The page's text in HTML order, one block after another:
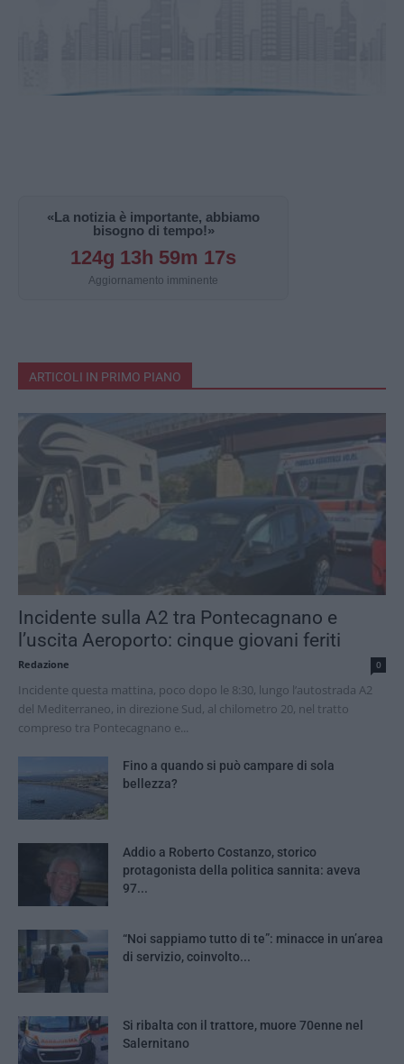
«La notizia è importante, abbiamo
bisogno di tempo!»
124g 13h 59m 16s
Aggiornamento imminente
ARTICOLI IN PRIMO PIANO
Incidente sulla A2 tra Pontecagnano e
l’uscita Aeroporto: cinque giovani feriti
Redazione 0
Incidente questa mattina, poco dopo le 8:30, lungo l’autostrada A2
del Mediterraneo, in direzione Sud, al chilometro 20, nel tratto
compreso tra Pontecagnano e...
Fino a quando si può campare di sola
bellezza?
Addio a Roberto Costanzo, storico
protagonista della politica sannita: aveva
97...
“Noi sappiamo tutto di te”: minacce in un’area
di servizio, coinvolto...
Si ribalta con il trattore, muore 70enne nel
Salernitano